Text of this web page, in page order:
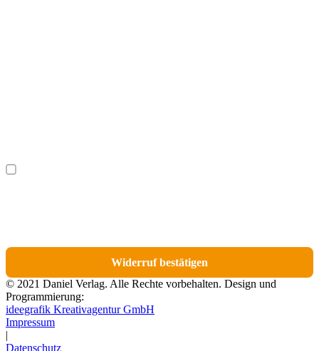
Ich möchte bestimmte Positionen für den Widerruf
Widerruf bestätigen
© 2021 Daniel Verlag. Alle Rechte vorbehalten. Design und
Programmierung:
ideegrafik Kreativagentur GmbH
Impressum
|
Datenschutz